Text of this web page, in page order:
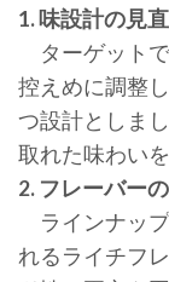
1. 味設計の見
ターゲット
控えめに調整
つ設計としま
取れた味わい
2. フレーバー
ラインナッ
れるライチフ